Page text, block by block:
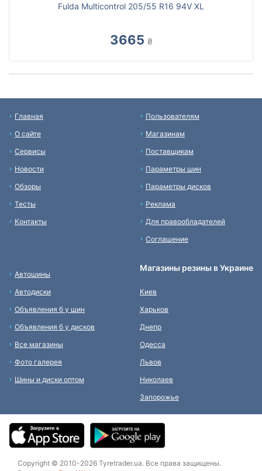
Fulda Multicontrol 205/55 R16 94V XL
3665 ₴
Главная
О сайте
Сервисы
Новости
Обзоры
Тесты
Контакты
Пользователям
Магазинам
Поставщикам
Параметры шин
Параметры дисков
Реклама
Для правообладателей
Соглашение
Автошины
Автодиски
Объявления б у шин
Объявления б у дисков
Все магазины
Фото галерея
Шины и диски оптом
Магазины резины в Украине
Киев
Харьков
Днепр
Одесса
Львов
Николаев
Запорожье
Copyright © 2010-2026 Tyretrader.ua. Все права защищены.